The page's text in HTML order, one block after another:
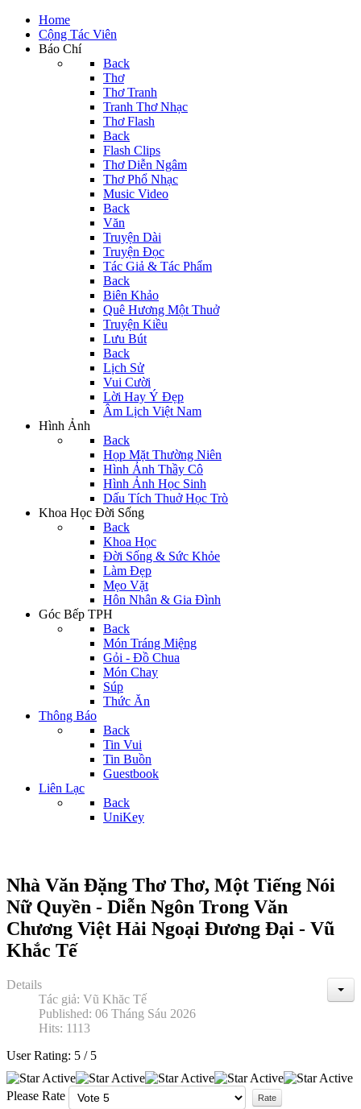
Home
Cộng Tác Viên
Báo Chí
Back
Thơ
Thơ Tranh
Tranh Thơ Nhạc
Thơ Flash
Back
Flash Clips
Thơ Diễn Ngâm
Thơ Phổ Nhạc
Music Video
Back
Văn
Truyện Dài
Truyện Đọc
Tác Giả & Tác Phẩm
Back
Biên Khảo
Quê Hương Một Thuở
Truyện Kiều
Lưu Bút
Back
Lịch Sử
Vui Cười
Lời Hay Ý Đẹp
Âm Lịch Việt Nam
Hình Ảnh
Back
Họp Mặt Thường Niên
Hình Ảnh Thầy Cô
Hình Ảnh Học Sinh
Dấu Tích Thuở Học Trò
Khoa Học Đời Sống
Back
Khoa Học
Đời Sống & Sức Khỏe
Làm Đẹp
Mẹo Vặt
Hôn Nhân & Gia Đình
Góc Bếp TPH
Back
Món Tráng Miệng
Gỏi - Đồ Chua
Món Chay
Súp
Thức Ăn
Thông Báo
Back
Tin Vui
Tin Buồn
Guestbook
Liên Lạc
Back
UniKey
Nhà Văn Đặng Thơ Thơ, Một Tiếng Nói
Nữ Quyền - Diễn Ngôn Trong Văn
Chương Việt Hải Ngoại Đương Đại - Vũ
Khắc Tế
Details
Tác giả: Vũ Khăc Tế
Published: 06 Tháng Sáu 2026
Hits: 1113
User Rating: 5 / 5
Please Rate